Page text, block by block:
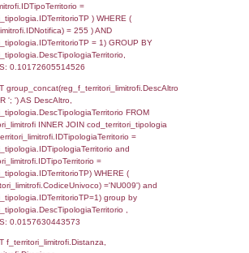
SELECT a2p.Cognome, a2p.Nome
a2rp INNER JOIN
= a2p.IDPersonale
AND
0.0027029514312744
SELECT a2p.Cognome, a2p.Nome
a2rp INNER JOIN
= a2p.IDPersonale
AND
0.0023789405822754
SELECT Cognome, Nome FROM
INNER JOIN